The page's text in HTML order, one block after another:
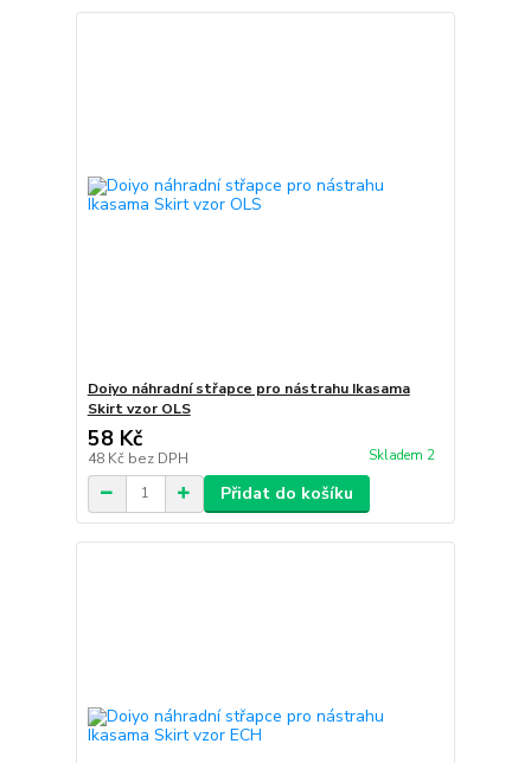
Doiyo náhradní střapce pro nástrahu Ikasama
Skirt vzor OLS
58 Kč
48 Kč bez DPH Skladem 2
Přidat do košíku